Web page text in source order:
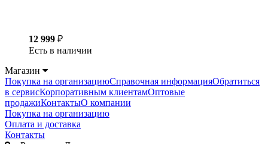
12 999 ₽
Есть в наличии
Магазин
Покупка на организациюСправочная информацияОбратиться
в сервисКорпоративным клиентамОптовые
продажиКонтактыО компании
Покупка на организацию
Оплата и доставка
Контакты